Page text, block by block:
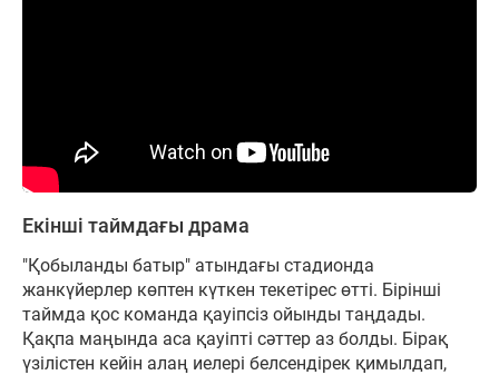
Екінші таймдағы драма
"Қобыланды батыр" атындағы стадионда
жанкүйерлер көптен күткен текетірес өтті. Бірінші
таймда қос команда қауіпсіз ойынды таңдады.
Қақпа маңында аса қауіпті сәттер аз болды. Бірақ
үзілістен кейін алаң иелері белсендірек қимылдап,